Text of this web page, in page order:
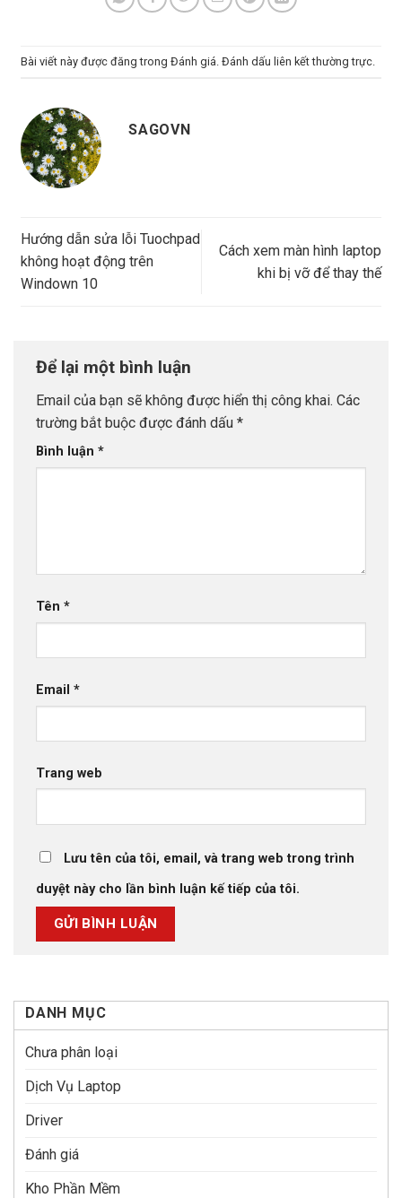
Bài viết này được đăng trong Đánh giá . Đánh dấu liên kết thường trực
SAGOVN
Hướng dẫn sửa lỗi Tuochpad
không hoạt động trên
Windown 10
Cách xem màn hình laptop
khi bị vỡ để thay thế
Để lại một bình luận
Email của bạn sẽ không được hiển thị công khai. Các
trường bắt buộc được đánh dấu *
Bình luận *
Tên *
Email *
Trang web
Lưu tên của tôi, email, và trang web trong trình
duyệt này cho lần bình luận kế tiếp của tôi.
DANH MỤC
Chưa phân loại
Dịch Vụ Laptop
Driver
Đánh giá
Kho Phần Mềm